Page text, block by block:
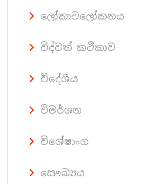
ලෝකාවලෝකනය
විද්වත් කථිකාව
විදේශීය
විමර්ශන
විශේෂාංග
සෞඛ්‍යය